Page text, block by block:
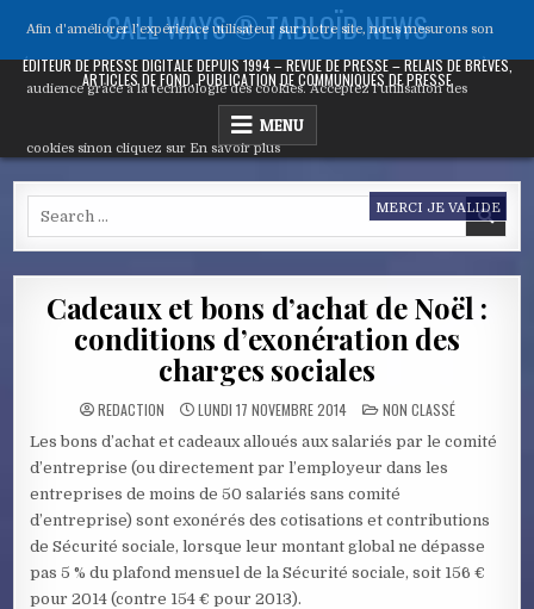
content
CALL WAYS ® TABLOÏD NEWS
ÉDITEUR DE PRESSE DIGITALE DEPUIS 1994 – REVUE DE PRESSE – RELAIS DE BRÈVES,
ARTICLES DE FOND, PUBLICATION DE COMMUNIQUÉS DE PRESSE
MENU
Cadeaux et bons d’achat de Noël :
conditions d’exonération des
charges sociales
REDACTION LUNDI 17 NOVEMBRE 2014 POSTED
IN
NON CLASSÉ
Les bons d’achat et cadeaux alloués aux salariés par le comité
d’entreprise (ou directement par l’employeur dans les
entreprises de moins de 50 salariés sans comité
d’entreprise) sont exonérés des cotisations et contributions
de Sécurité sociale, lorsque leur montant global ne dépasse
pas 5 % du plafond mensuel de la Sécurité sociale, soit 156 €
pour 2014 (contre 154 € pour 2013).
Afin d'améliorer l’expérience utilisateur sur notre site, nous mesurons son
audience grâce à la technologie des cookies. Acceptez l’utilisation des
cookies sinon cliquez sur En savoir plus
MERCI JE VALIDE